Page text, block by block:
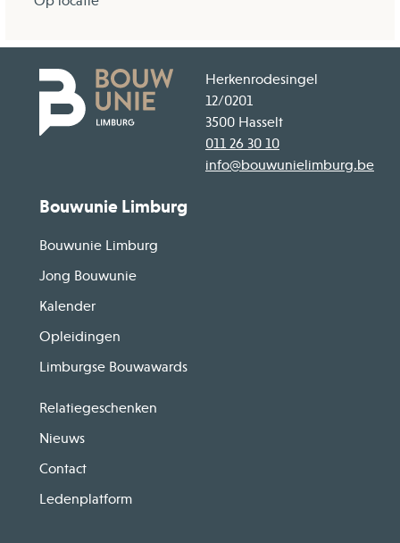
Herkenrodesingel
12/0201
3500 Hasselt
011 26 30 10
info@bouwunielimburg.be
Bouwunie Limburg
Bouwunie Limburg
Jong Bouwunie
Kalender
Opleidingen
Limburgse Bouwawards
Relatiegeschenken
Nieuws
Contact
Ledenplatform